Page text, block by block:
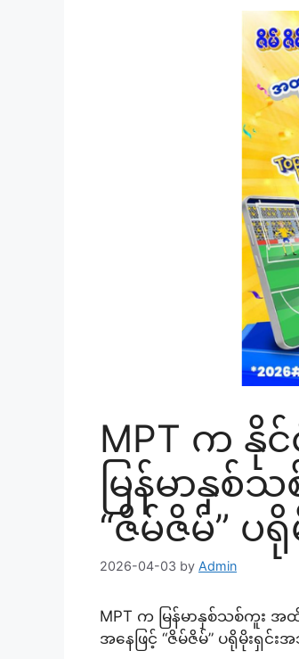
MPT က နို
မြန်မာနှ
“ဇိမ်ဇိမ်”
2026-04-03 by Admin
MPT က မြန်မာနှစ်သစ်ကူး အ
အနေဖြင့် “ဇိမ်ဇိမ်” ပရိုမိုး